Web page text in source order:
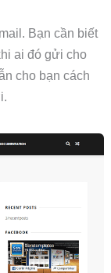
Bạn cần biết
ai đó gửi cho
cho bạn cách